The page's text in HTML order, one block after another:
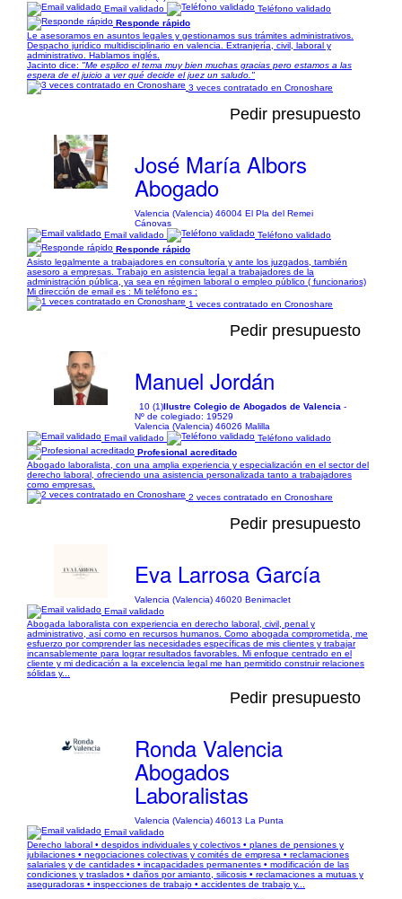
Email validado
Teléfono validado
Responde rápido
Le asesoramos en asuntos legales y gestionamos sus trámites administrativos.
Despacho jurídico multidisciplinario en valencia. Extranjería, civil, laboral y
administrativo. Hablamos inglés.
Jacinto dice: "Me esplico el tema muy bien muchas gracias pero estamos a las
espera de el juicio a ver qué decide el juez un saludo."
3 veces contratado en Cronoshare
Pedir presupuesto
José María Albors
Abogado
Valencia (Valencia) 46004 El Pla del Remei
Cánovas
Email validado
Teléfono validado
Responde rápido
Asisto legalmente a trabajadores en consultoría y ante los juzgados, también
asesoro a empresas. Trabajo en asistencia legal a trabajadores de la
administración pública, ya sea en régimen laboral o empleo público ( funcionarios)
Mi dirección de email es : Mi teléfono es :
1 veces contratado en Cronoshare
Pedir presupuesto
Manuel Jordán
10 (1)Ilustre Colegio de Abogados de Valencia -
Nº de colegiado: 19529
Valencia (Valencia) 46026 Malilla
Email validado
Teléfono validado
Profesional acreditado
Abogado laboralista, con una amplia experiencia y especialización en el sector del
derecho laboral, ofreciendo una asistencia personalizada tanto a trabajadores
como empresas.
2 veces contratado en Cronoshare
Pedir presupuesto
Eva Larrosa García
Valencia (Valencia) 46020 Benimaclet
Email validado
Abogada laboralista con experiencia en derecho laboral, civil, penal y
administrativo, así como en recursos humanos. Como abogada comprometida, me
esfuerzo por comprender las necesidades específicas de mis clientes y trabajar
incansablemente para lograr resultados favorables. Mi enfoque centrado en el
cliente y mi dedicación a la excelencia legal me han permitido construir relaciones
sólidas y...
Pedir presupuesto
Ronda Valencia
Abogados
Laboralistas
Valencia (Valencia) 46013 La Punta
Email validado
Derecho laboral • despidos individuales y colectivos • planes de pensiones y
jubilaciones • negociaciones colectivas y comités de empresa • reclamaciones
salariales y de cantidades • incapacidades permanentes • modificación de las
condiciones y traslados • daños por amianto, silicosis • reclamaciones a mutuas y
aseguradoras • inspecciones de trabajo • accidentes de trabajo y...